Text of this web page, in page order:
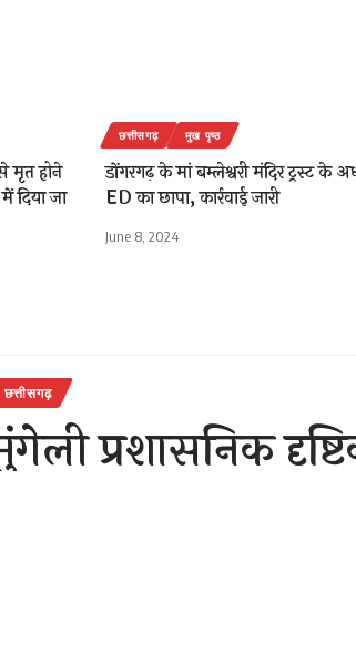
मृत होने
दिया जा
छत्तीसगढ़ मुख पृष्ठ
डोंगरगढ़ के मां बम्लेश्वरी मंदिर ट्रस्ट के
ED का छापा, कार्रवाई जारी
June 8, 2024
छत्तीसगढ़
प्रशासनिक